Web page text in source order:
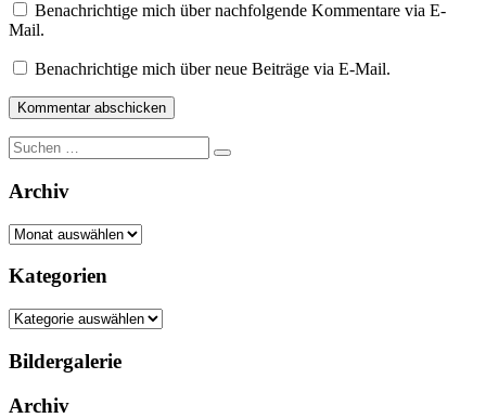
Benachrichtige mich über nachfolgende Kommentare via E-
Mail.
Benachrichtige mich über neue Beiträge via E-Mail.
Suche
nach:
Archiv
Archiv
Kategorien
Kategorien
Bildergalerie
Archiv